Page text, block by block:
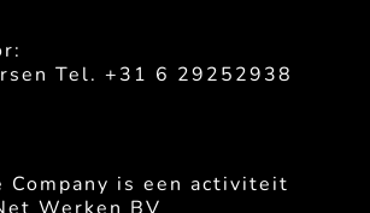
Tel. +31 6 29252938
Company is een activiteit